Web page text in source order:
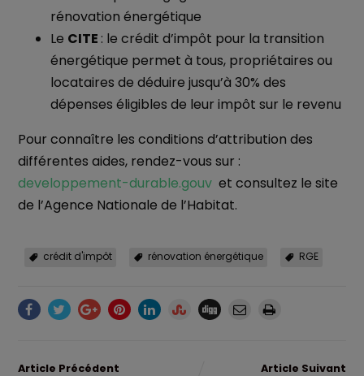
rénovation énergétique
Le CITE : le crédit d’impôt pour la transition
énergétique permet à tous, propriétaires ou
locataires de déduire jusqu’à 30% des
dépenses éligibles de leur impôt sur le revenu
Pour connaître les conditions d’attribution des
différentes aides, rendez-vous sur :
developpement-durable.gouv et consultez le site
de l’Agence Nationale de l’Habitat.
crédit d'impôt rénovation énergétique RGE
Article Précédent Article Suivant